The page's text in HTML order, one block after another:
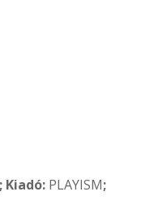
; Kiadó: PLAYISM;